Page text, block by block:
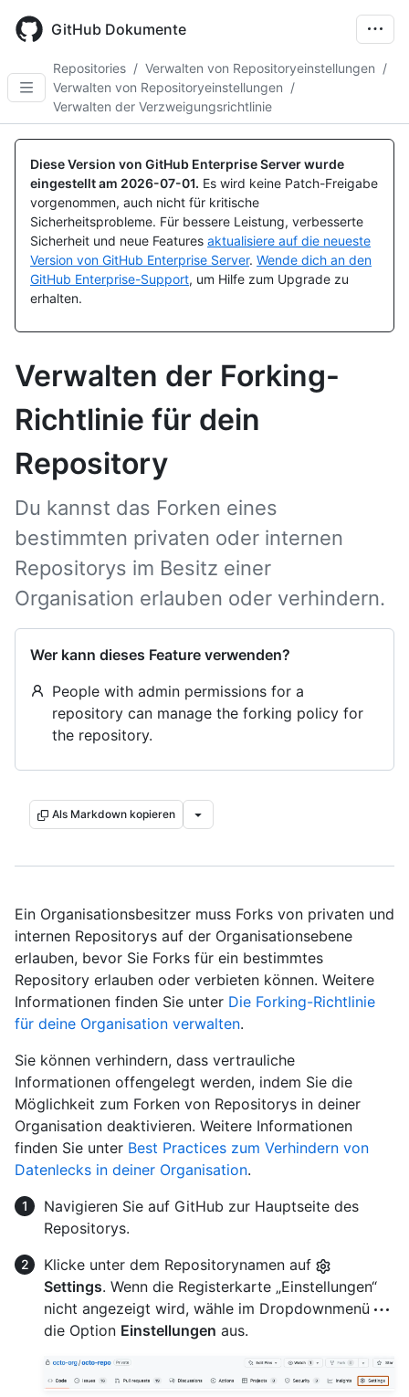
main
GitHub Dokumente
Repositories / Verwalten von Repositoryeinstellungen /
Verwalten von Repositoryeinstellungen /
Verwalten der Verzweigungsrichtlinie
Diese Version von GitHub Enterprise Server wurde
eingestellt am 2026-07-01. Es wird keine Patch-Freigabe
vorgenommen, auch nicht für kritische
Sicherheitsprobleme. Für bessere Leistung, verbesserte
Sicherheit und neue Features aktualisiere auf die neueste
Version von GitHub Enterprise Server. Wende dich an den
GitHub Enterprise-Support, um Hilfe zum Upgrade zu
erhalten.
Verwalten der Forking-
Richtlinie für dein
Repository
Du kannst das Forken eines
bestimmten privaten oder internen
Repositorys im Besitz einer
Organisation erlauben oder verhindern.
Wer kann dieses Feature verwenden?
People with admin permissions for a
repository can manage the forking policy for
the repository.
Als Markdown kopieren
Ein Organisationsbesitzer muss Forks von privaten und
internen Repositorys auf der Organisationsebene
erlauben, bevor Sie Forks für ein bestimmtes
Repository erlauben oder verbieten können. Weitere
Informationen finden Sie unter Die Forking-Richtlinie
für deine Organisation verwalten.
Sie können verhindern, dass vertrauliche
Informationen offengelegt werden, indem Sie die
Möglichkeit zum Forken von Repositorys in deiner
Organisation deaktivieren. Weitere Informationen
finden Sie unter Best Practices zum Verhindern von
Datenlecks in deiner Organisation.
Navigieren Sie auf GitHub zur Hauptseite des
Repositorys.
Klicke unter dem Repositorynamen auf
Settings. Wenn die Registerkarte „Einstellungen“
nicht angezeigt wird, wähle im Dropdownmenü
die Option Einstellungen aus.